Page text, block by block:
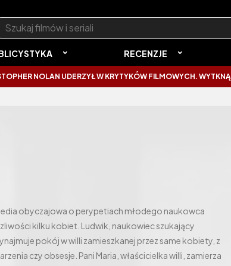
RECENZJE
UDERZYŁ W KRYTYKÓW FILMOWYCH. WYTKNĄŁ IM
obyczajowa o perypetiach młodego naukowca
kilku kobiet. Ludwik, naukowiec szukający
pokój w willi zamieszkanej przez same kobiety, z
czy obsesje. Pani Maria, właścicielka willi, zamierza